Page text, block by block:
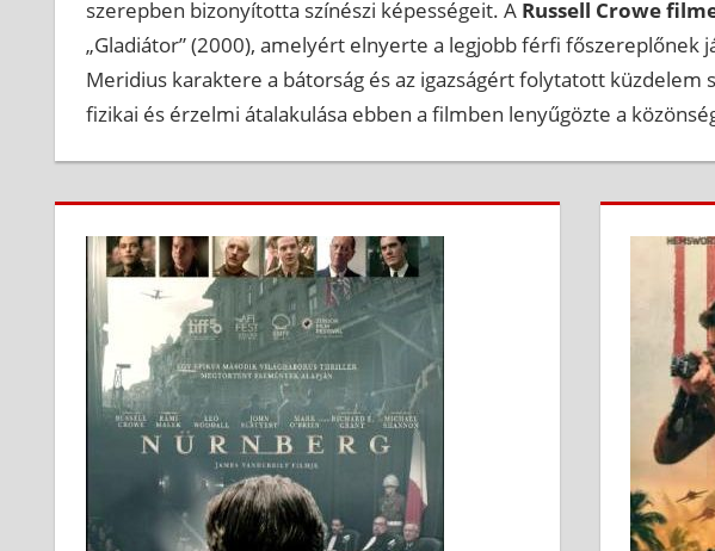
szerepben bizonyította színészi képességeit. A Russell Crowe
„Gladiátor” (2000), amelyért elnyerte a legjobb férfi főszereplőnek
Meridius karaktere a bátorság és az igazságért folytatott küzdelem
fizikai és érzelmi átalakulása ebben a filmben lenyűgözte a